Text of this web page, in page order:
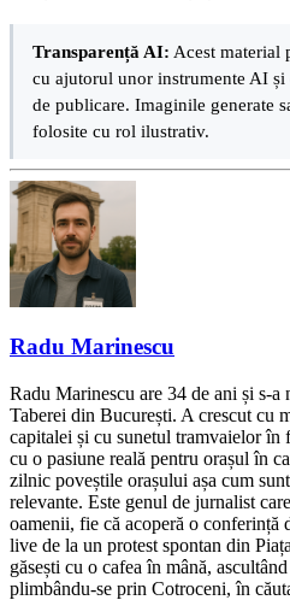
Transparență AI: Acest material
cu ajutorul unor instrumente AI
de publicare. Imaginile generate
folosite cu rol ilustrativ.
Radu Marinescu
Radu Marinescu are 34 de ani și s-
Taberei din București. A crescut cu
capitalei și cu sunetul tramvaielor în
cu o pasiune reală pentru orașul în
zilnic poveștile orașului așa cum
relevante. Este genul de jurnalist
oamenii, fie că acoperă o conferință
live de la un protest spontan din
găsești cu o cafea în mână,
plimbându-se prin Cotroceni, în